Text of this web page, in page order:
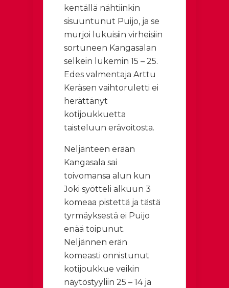
kentällä nähtiinkin
sisuuntunut Puijo, ja se
murjoi lukuisiin virheisiin
sortuneen Kangasalan
selkein lukemin 15 – 25.
Edes valmentaja Arttu
Keräsen vaihtoruletti ei
herättänyt
kotijoukkuetta
taisteluun erävoitosta.
Neljänteen erään
Kangasala sai
toivomansa alun kun
Joki syötteli alkuun 3
komeaa pistettä ja tästä
tyrmäyksestä ei Puijo
enää toipunut.
Neljännen erän
komeasti onnistunut
kotijoukkue veikin
näytöstyyliin 25 – 14 ja